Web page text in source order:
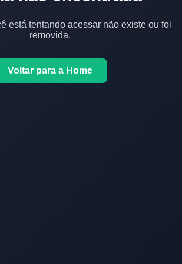
está tentando acessar não existe ou foi
removida.
Voltar para a Home